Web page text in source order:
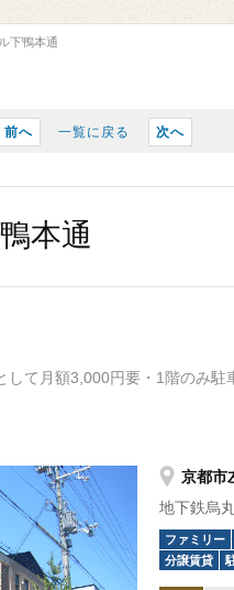
下鴨本通
前へ 一覧に戻る 次へ
本通
して月額3,000円要・1階のみ駐
京都市
地下鉄烏
ファミリー
分譲賃貸